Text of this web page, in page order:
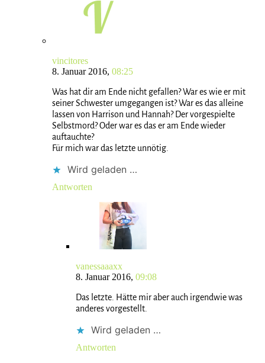
vincitores
8. Januar 2016, 08:25
Was hat dir am Ende nicht gefallen? War es wie er mit
seiner Schwester umgegangen ist? War es das alleine
lassen von Harrison und Hannah? Der vorgespielte
Selbstmord? Oder war es das er am Ende wieder
auftauchte?
Für mich war das letzte unnötig.
Wird geladen …
Antworten
vanessaaaxx
8. Januar 2016, 09:08
Das letzte. Hätte mir aber auch irgendwie was
anderes vorgestellt.
Wird geladen …
Antworten